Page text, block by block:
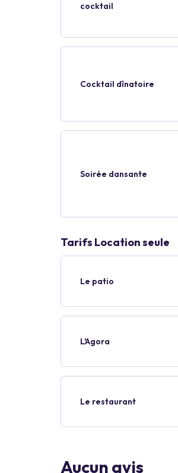
cocktail
Cocktail dînatoire
Soirée dansante
Tarifs Location seule
Le patio
L'Agora
Le restaurant
Aucun avis